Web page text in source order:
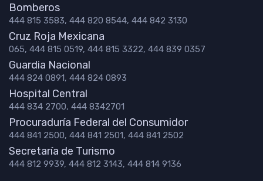
Bomberos
444 815 3583, 444 820 8544, 444 842 3130
Cruz Roja Mexicana
065, 444 815 0519, 444 815 3322, 444 839 0357
Guardia Nacional
444 824 0891, 444 824 0893
Hospital Central
444 834 2700, 444 8342701
Procuraduría Federal del Consumidor
444 841 2500, 444 841 2501, 444 841 2502
Secretaría de Turismo
444 812 9939, 444 812 3143, 444 814 9136